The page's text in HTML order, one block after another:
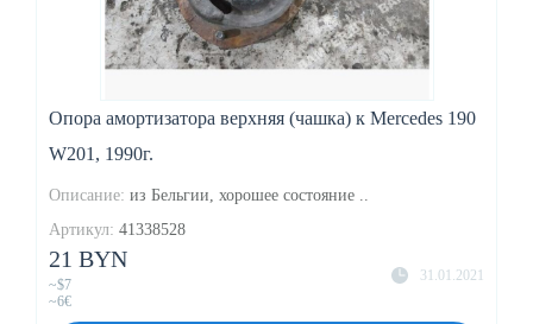
Опора амортизатора верхняя (чашка) к Mercedes 190
W201, 1990г.
Описание: из Бельгии, хорошее состояние ..
Артикул: 41338528
31.01.2021
21 BYN
~$7
~6€